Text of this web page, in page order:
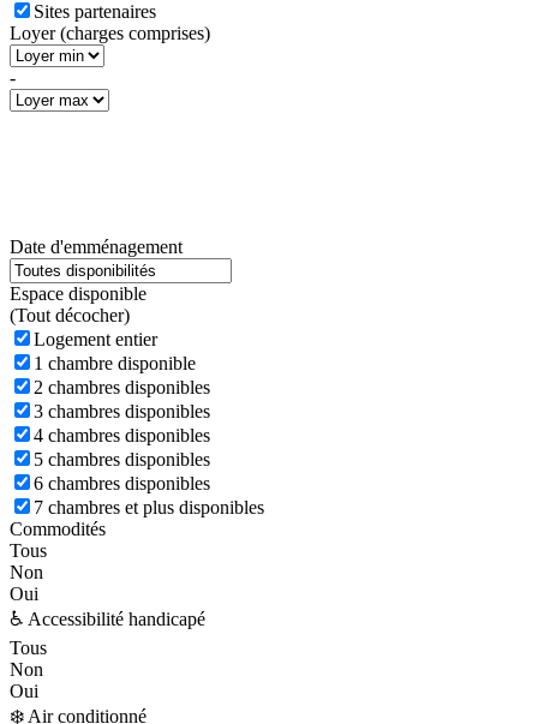
Sites partenaires
Loyer (charges comprises)
-
Date d'emménagement
Espace disponible
(Tout décocher)
Logement entier
1 chambre disponible
2 chambres disponibles
3 chambres disponibles
4 chambres disponibles
5 chambres disponibles
6 chambres disponibles
7 chambres et plus disponibles
Commodités
Tous
Non
Oui
♿ Accessibilité handicapé
Tous
Non
Oui
❄️ Air conditionné